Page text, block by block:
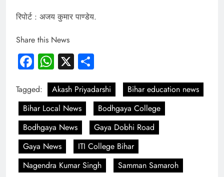
रिपोर्ट : अजय कुमार पाण्डेय.
Share this News
Facebook
WhatsApp
X
Tagged: Akash Priyadarshi
Bihar education news
Bihar Local News
Bodhgaya College
Bodhgaya News
Gaya Dobhi Road
Gaya News
ITI College Bihar
Nagendra Kumar Singh
Samman Samaroh